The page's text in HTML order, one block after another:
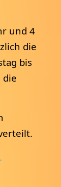
und 4
die
bis
die